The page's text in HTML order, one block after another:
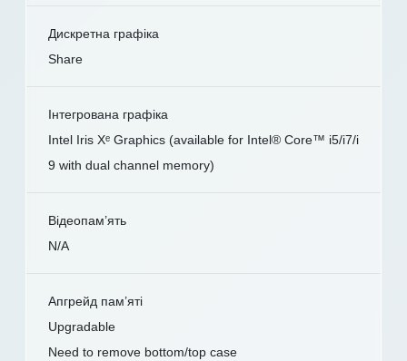
Дискретна графіка
Share
Інтегрована графіка
Intel Iris Xᵉ Graphics (available for Intel® Core™ i5/i7/i
9 with dual channel memory)
Відеопам’ять
N/A
Апгрейд пам’яті
Upgradable
Need to remove bottom/top case